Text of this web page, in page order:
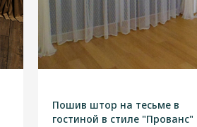
Пошив штор на тесьме в
гостиной в стиле "Прованс"